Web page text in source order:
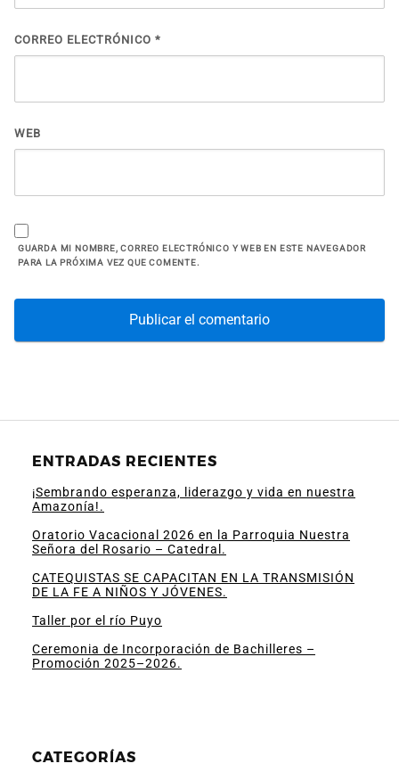
CORREO ELECTRÓNICO *
WEB
GUARDA MI NOMBRE, CORREO ELECTRÓNICO Y WEB EN ESTE NAVEGADOR
PARA LA PRÓXIMA VEZ QUE COMENTE.
ENTRADAS RECIENTES
¡Sembrando esperanza, liderazgo y vida en nuestra
Amazonía!.
Oratorio Vacacional 2026 en la Parroquia Nuestra
Señora del Rosario – Catedral.
CATEQUISTAS SE CAPACITAN EN LA TRANSMISIÓN
DE LA FE A NIÑOS Y JÓVENES.
Taller por el río Puyo
Ceremonia de Incorporación de Bachilleres –
Promoción 2025–2026.
CATEGORÍAS